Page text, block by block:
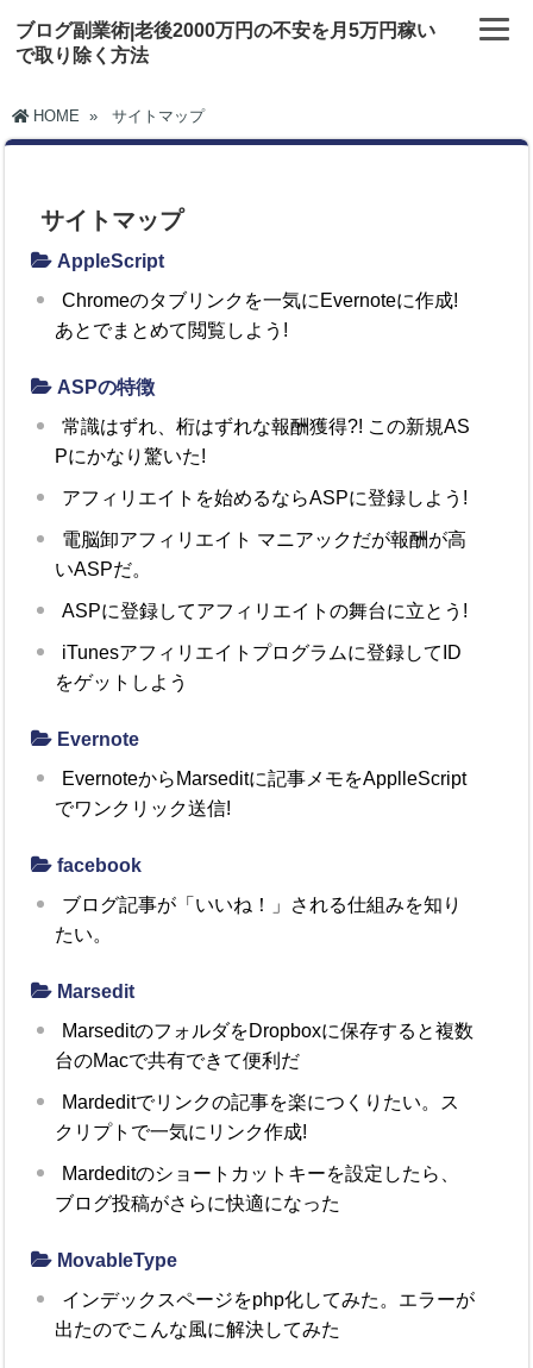
ブログ副業術|老後2000万円の不安を月5万円稼い
で取り除く方法
HOME » サイトマップ
サイトマップ
AppleScript
Chromeのタブリンクを一気にEvernoteに作成!
あとでまとめて閲覧しよう!
ASPの特徴
常識はずれ、桁はずれな報酬獲得?! この新規AS
Pにかなり驚いた!
アフィリエイトを始めるならASPに登録しよう!
電脳卸アフィリエイト マニアックだが報酬が高
いASPだ。
ASPに登録してアフィリエイトの舞台に立とう!
iTunesアフィリエイトプログラムに登録してID
をゲットしよう
Evernote
EvernoteからMarseditに記事メモをApplleScript
でワンクリック送信!
facebook
ブログ記事が「いいね！」される仕組みを知り
たい。
Marsedit
MarseditのフォルダをDropboxに保存すると複数
台のMacで共有できて便利だ
Mardeditでリンクの記事を楽につくりたい。ス
クリプトで一気にリンク作成!
Mardeditのショートカットキーを設定したら、
ブログ投稿がさらに快適になった
MovableType
インデックスページをphp化してみた。エラーが
出たのでこんな風に解決してみた